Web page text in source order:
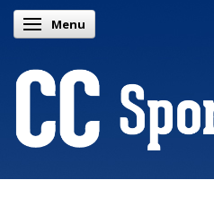
Skifte navigation
Menu